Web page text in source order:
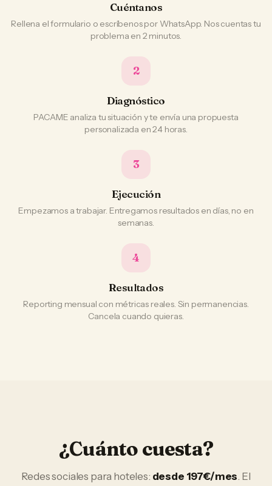
Cuéntanos
Rellena el formulario o escríbenos por WhatsApp. Nos cuentas tu
problema en 2 minutos.
2
Diagnóstico
PACAME analiza tu situación y te envía una propuesta
personalizada en 24 horas.
3
Ejecución
Empezamos a trabajar. Entregamos resultados en días, no en
semanas.
4
Resultados
Reporting mensual con métricas reales. Sin permanencias.
Cancela cuando quieras.
¿Cuánto cuesta?
Redes sociales para hoteles: desde 197€/mes. El